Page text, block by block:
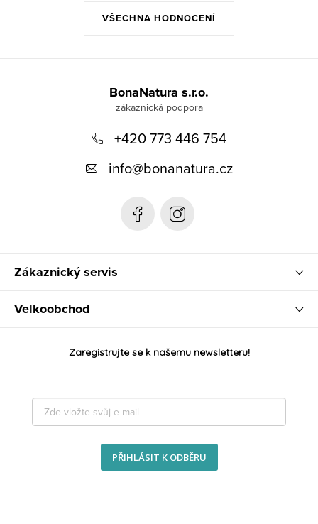
VŠECHNA HODNOCENÍ
Zákaznický servis
Velkoobchod
BonaNatura s.r.o.
+420 773 446 754
info@bonanatura.cz
Zaregistrujte se k našemu newsletteru!
PŘIHLÁSIT K ODBĚRU